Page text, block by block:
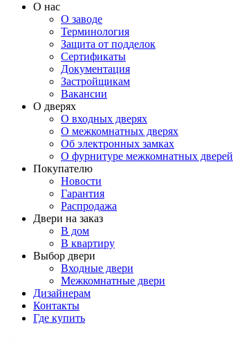
О нас
О заводе
Терминология
Защита от подделок
Сертификаты
Документация
Застройщикам
Вакансии
О дверях
О входных дверях
О межкомнатных дверях
Об электронных замках
О фурнитуре межкомнатных дверей
Покупателю
Новости
Гарантия
Распродажа
Двери на заказ
В дом
В квартиру
Выбор двери
Входные двери
Межкомнатные двери
Дизайнерам
Контакты
Где купить